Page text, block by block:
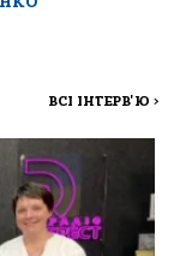
ВСІ ІНТЕРВ'Ю >